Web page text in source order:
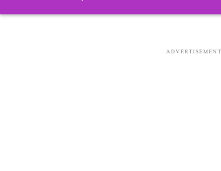
ADVERTISEMENT